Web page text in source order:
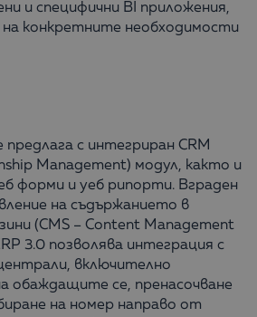
и специфични BI приложения,
конкретните необходимости
предлага с интегриран CRM
Management) модул, както и
форми и уеб рипорти. Вграден
на съдържанието в
(CMS – Content Management
3.0 позволява интеграция с
включително
обаждащите се, пренасочване
на номер направо от